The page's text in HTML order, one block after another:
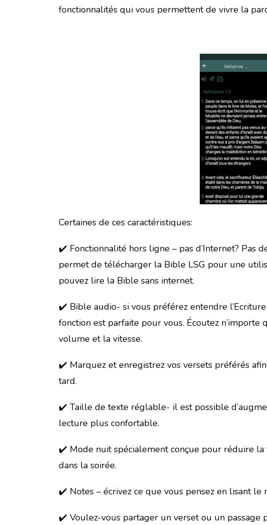
fonctionnalités qui vous permettent de vivre la
Certaines de ces caractéristiques:
✔️ Fonctionnalité hors ligne – pas d’Internet? Pas
permet de télécharger la Bible LSG pour une
pouvez lire la Bible sans internet.
✔️ Bible audio- si vous préférez entendre
fonction est parfaite pour vous. Écoutez
volume et la vitesse.
✔️ Marquez et enregistrez vos versets préférés
tard.
✔️ Taille de texte réglable- il est possible
lecture plus confortable.
✔️ Mode nuit spécialement conçue pour réduire
dans la soirée.
✔️ Notes – écrivez ce que vous pensez en lisant le
✔️ Voulez-vous partager un verset ou un passage